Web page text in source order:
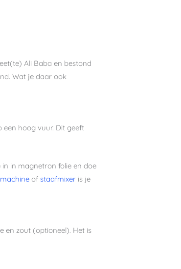
Ali Baba en bestond
Wat je daar ook
een hoog vuur. Dit geeft
in magnetron folie en doe
ofstaafmixer is je
en zout (optioneel). Het is